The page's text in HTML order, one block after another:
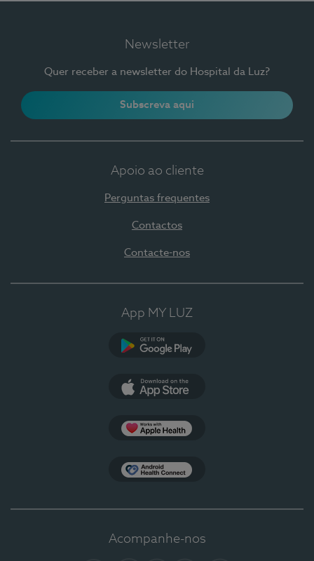
Newsletter
Quer receber a newsletter do Hospital da Luz?
Subscreva aqui
Apoio ao cliente
Perguntas frequentes
Contactos
Contacte-nos
App MY LUZ
Acompanhe-nos